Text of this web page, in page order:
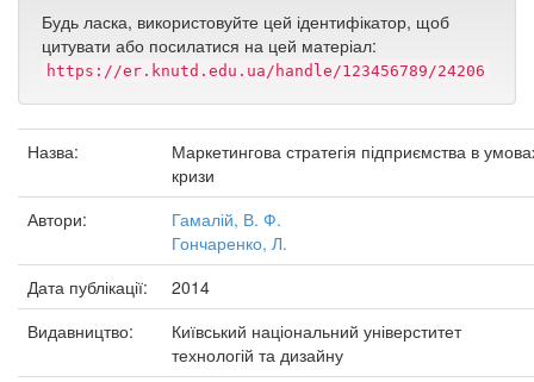
Будь ласка, використовуйте цей ідентифікатор, щоб
цитувати або посилатися на цей матеріал:
https://er.knutd.edu.ua/handle/123456789/24206
Назва:
Маркетингова стратегія підприємства в
кризи
Автори:
Гамалій, В. Ф.
Гончаренко, Л.
Дата публікації:
2014
Видавництво:
Київський національний універститет
технологій та дизайну